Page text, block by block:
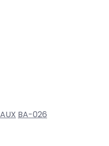
AUX BA-026